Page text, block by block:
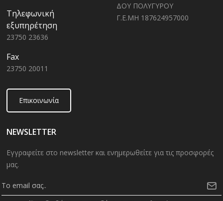
Τηλεφωνική
εξυπηρέτηση
23750 23636
Fax
23750 20011
ΔΟΥ ΠΟΛΥΓΥΡΟΥ
Γ.Ε.ΜΗ 187624957000
Επικοινωνία
NEWSLETTER
Εγγραφείτε στο newsletter και ενημερωθείτε για τις προσφορές
μας.